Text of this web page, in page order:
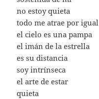
no estoy quieta
todo me atrae por igual
el cielo es una pampa
el imán de la estrella
es su distancia
soy intrínseca
el arte de estar
quieta